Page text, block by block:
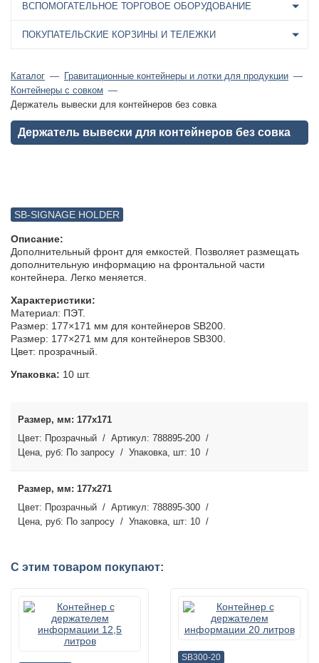
ВСПОМОГАТЕЛЬНОЕ ТОРГОВОЕ ОБОРУДОВАНИЕ
ПОКУПАТЕЛЬСКИЕ КОРЗИНЫ И ТЕЛЕЖКИ
Каталог
Гравитационные контейнеры и лотки для продукции
Контейнеры с совком
Держатель вывески для контейнеров без совка
Держатель вывески для контейнеров без совка
SB-SIGNAGE HOLDER
Описание:
Дополнительный фронт для емкостей. Позволяет размещать
дополнительную информацию на фронтальной части
контейнера. Легко меняется.
Характеристики:
Материал: ПЭТ.
Размер: 177×171 мм для контейнеров SB200.
Размер: 177×271 мм для контейнеров SB300.
Цвет: прозрачный.
Упаковка: 10 шт.
177x171
Прозрачный
788895-200
По запросу
10
177x271
Прозрачный
788895-300
По запросу
10
С этим товаром покупают:
SB300-20